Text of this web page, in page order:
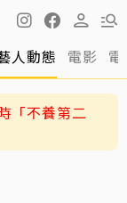
人動態 電影
「不養第二